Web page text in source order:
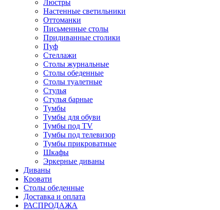
Люстры
Настенные светильники
Оттоманки
Письменные столы
Придиванные столики
Пуф
Стеллажи
Столы журнальные
Столы обеденные
Столы туалетные
Стулья
Стулья барные
Тумбы
Тумбы для обуви
Тумбы под TV
Тумбы под телевизор
Тумбы прикроватные
Шкафы
Эркерные диваны
Диваны
Кровати
Столы обеденные
Доставка и оплата
РАСПРОДАЖА